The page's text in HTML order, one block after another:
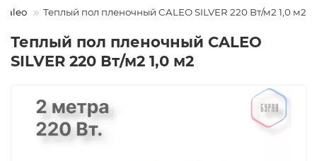
Caleo Теплый пол пленочный CALEO SILVER 220 Вт/м2 1,0 м2
Теплый пол пленочный CALEO
SILVER 220 Вт/м2 1,0 м2